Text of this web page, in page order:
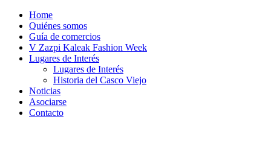
Home
Quiénes somos
Guía de comercios
V Zazpi Kaleak Fashion Week
Lugares de Interés
Lugares de Interés
Historia del Casco Viejo
Noticias
Asociarse
Contacto